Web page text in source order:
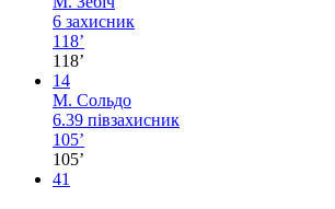
6 захисник
118’
118’
14
М. Сольдо
6.39 півзахисник
105’
105’
41